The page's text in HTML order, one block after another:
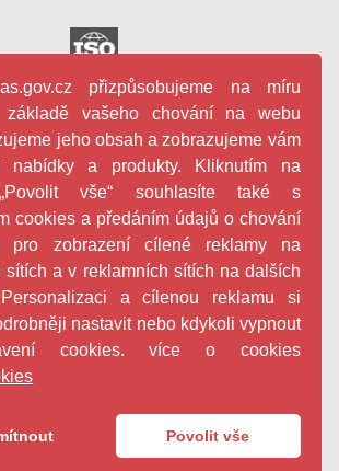
©2026Česká agentura pro standardizaci s.p.o.
Cookies
přizpůsobujeme na míru
vašeho chování na webu
jeho obsah a zobrazujeme vám
nabídky a produkty. Kliknutím na
vše“ souhlasíte také s
cookies a předáním údajů o chování
pro zobrazení cílené reklamy na
sítích a v reklamních sítích na dalších
a cílenou reklamu si
nastavit nebo kdykoli vypnout
cookies. více o cookies
Povolit vše